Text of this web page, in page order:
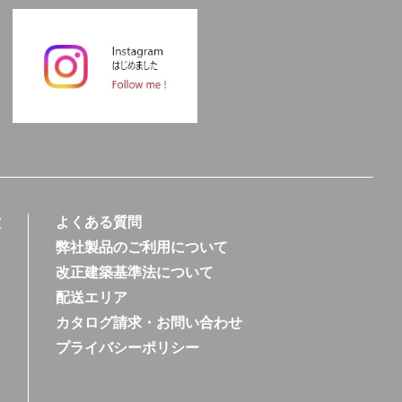
よくある質問
弊社製品のご利用について
改正建築基準法について
配送エリア
カタログ請求・お問い合わせ
プライバシーポリシー